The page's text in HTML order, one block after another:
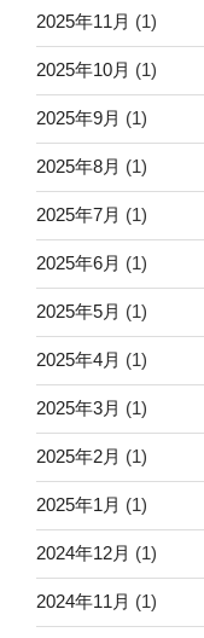
2025年11月 (1)
2025年10月 (1)
2025年9月 (1)
2025年8月 (1)
2025年7月 (1)
2025年6月 (1)
2025年5月 (1)
2025年4月 (1)
2025年3月 (1)
2025年2月 (1)
2025年1月 (1)
2024年12月 (1)
2024年11月 (1)